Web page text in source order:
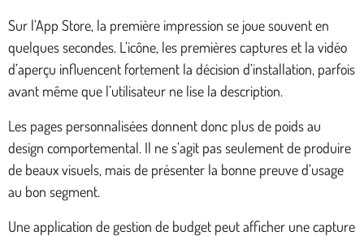
Sur l’App Store, la première impression se joue souvent en
quelques secondes. L’icône, les premières captures et la vidéo
d’aperçu influencent fortement la décision d’installation, parfois
avant même que l’utilisateur ne lise la description.
Les pages personnalisées donnent donc plus de poids au
design comportemental. Il ne s’agit pas seulement de produire
de beaux visuels, mais de présenter la bonne preuve d’usage
au bon segment.
Une application de gestion de budget peut afficher une capture